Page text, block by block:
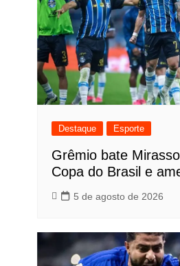
Destaque Esporte
Grêmio bate
Copa do Brasil e
5 de agosto de 2026